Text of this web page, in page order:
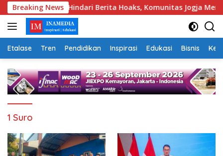
Skip
to
content
Breaking NewsHindari Berita Hoaks, Komunitas Jogja Menyapa
Etalase Tren Pendidikan Inspirasi Edukasi Bisnis
1 Suro